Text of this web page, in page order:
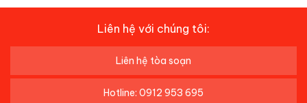
Liên hệ với chúng tôi:
Liên hệ tòa soạn
Hotline: 0912 953 695